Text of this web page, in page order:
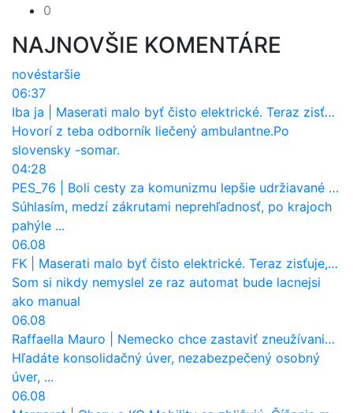
0
NAJNOVŠIE KOMENTÁRE
novéstaršie
06:37
Iba ja
Maserati malo byť čisto elektrické. Teraz zisťuje, že potrebuje nový osemvalcový motor
Hovorí z teba odborník liečený ambulantne.Po
slovensky -somar.
04:28
PES_76
Boli cesty za komunizmu lepšie udržiavané ako dnes?
Súhlasím, medzí zákrutami neprehľadnosť, po krajoch
pahýle ...
06.08
FK
Maserati malo byť čisto elektrické. Teraz zisťuje, že potrebuje nový osemvalcový motor
Som si nikdy nemyslel ze raz automat bude lacnejsi
ako manual
06.08
Raffaella Mauro
Nemecko chce zastaviť zneužívanie dotácií na elektromobily. Pritvrdí pravidlá
Hľadáte konsolidačný úver, nezabezpečený osobný
úver, ...
06.08